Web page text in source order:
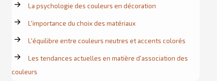
La psychologie des couleurs en décoration
L'importance du choix des matériaux
L'équilibre entre couleurs neutres et accents colorés
Les tendances actuelles en matière d'association des
couleurs